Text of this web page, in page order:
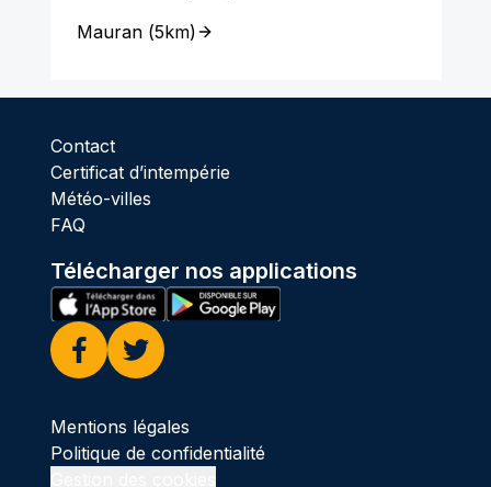
Mauran(5km)
Contact
Certificat d’intempérie
Météo-villes
FAQ
Télécharger nos applications
Facebook
Twitter
Mentions légales
Politique de confidentialité